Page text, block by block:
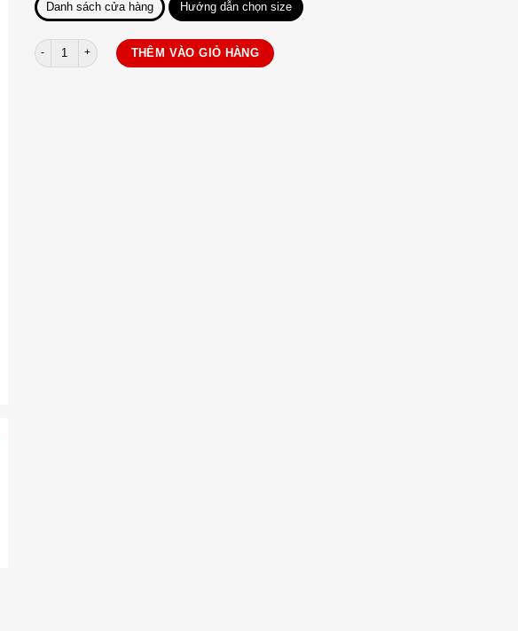
Danh sách cửa hàng Hướng dẫn chọn size
Quần dài mitao CM K109 số lượng
THÊM VÀO GIỎ HÀNG